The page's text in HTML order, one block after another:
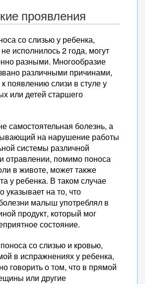
проявления
со слизью у ребенка,
исполнилось 2 года, могут
разными. Многообразие
различными причинами,
появлению слизи в стуле у
или детей старшего
самостоятельная болезнь, а
на нарушение работы
системы различной
отравлении, помимо поноса
в животе, может также
у ребенка. В таком случае
указывает на то, что
малыш употреблял в
продукт, который мог
состояние.
со слизью и кровью,
в испражнениях у ребенка,
говорить о том, что в прямой
или другие